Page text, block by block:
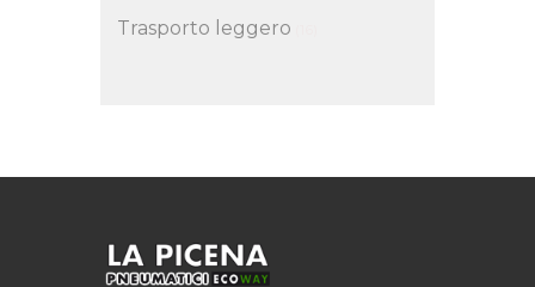
Trasporto leggero